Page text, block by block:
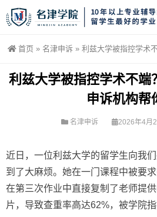
首页 » 名津申诉 » 利兹大学被指控学术不端
利兹大学被指控学术不端
申诉机构帮
名津申诉 2026年4月
近日，一位利兹大学的留学生向我
到了大麻烦。她在一门课程中被要
在第三次作业中直接复制了老师提
片，导致查重率高达62%，被学院